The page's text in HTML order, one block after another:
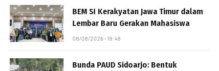
BEM SI Kerakyatan Jawa Timur dalam
Lembar Baru Gerakan Mahasiswa
08/08/2026 - 18:48
Bunda PAUD Sidoarjo: Bentuk